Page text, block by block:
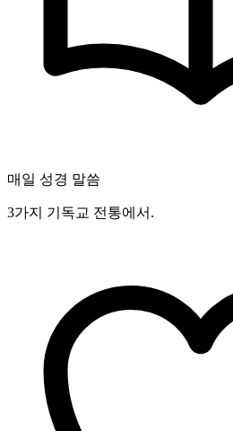
매일 성경 말씀
3가지 기독교 전통에서.